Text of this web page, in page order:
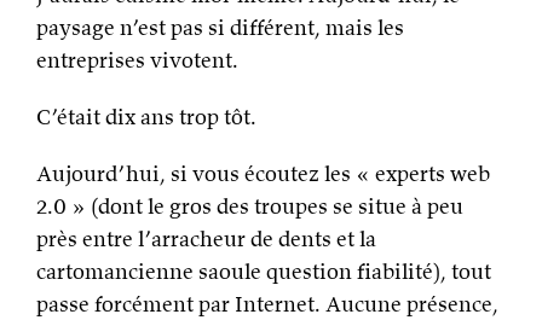
paysage n’est pas si différent, mais les
entreprises vivotent.
C’était dix ans trop tôt.
Aujourd’hui, si vous écoutez les « experts web
2.0 » (dont le gros des troupes se situe à peu
près entre l’arracheur de dents et la
cartomancienne saoule question fiabilité), tout
passe forcément par Internet. Aucune présence,